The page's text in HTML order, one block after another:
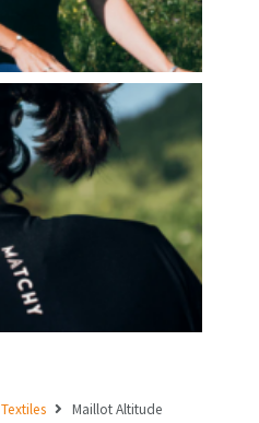
Textiles Maillot Altitude